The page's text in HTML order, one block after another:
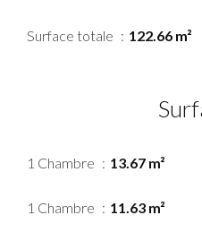
Surface totale 122.66 m²
1 Chambre 13.67 m²
1 Chambre 11.63 m²